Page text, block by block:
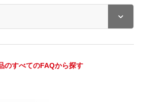
のすべてのFAQから探す